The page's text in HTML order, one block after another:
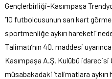
Gençlerbirliği-Kasımpaşa
’10 futbolcusunun sarı kart
sportmenliğe aykırı hareketi’
Talimatı’nın 40. maddesi
Kasımpaşa A.Ş. Kulübü idarecisi
müsabakadaki ‘talimatlara